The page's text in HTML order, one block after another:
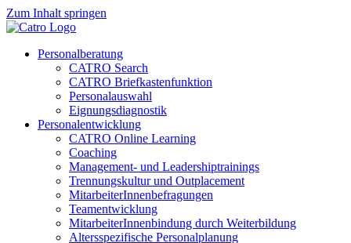
Zum Inhalt springen
Personalberatung
CATRO Search
CATRO Briefkastenfunktion
Personalauswahl
Eignungsdiagnostik
Personalentwicklung
CATRO Online Learning
Coaching
Management- und Leadershiptrainings
Trennungskultur und Outplacement
MitarbeiterInnenbefragungen
Teamentwicklung
MitarbeiterInnenbindung durch Weiterbildung
Altersspezifische Personalplanung